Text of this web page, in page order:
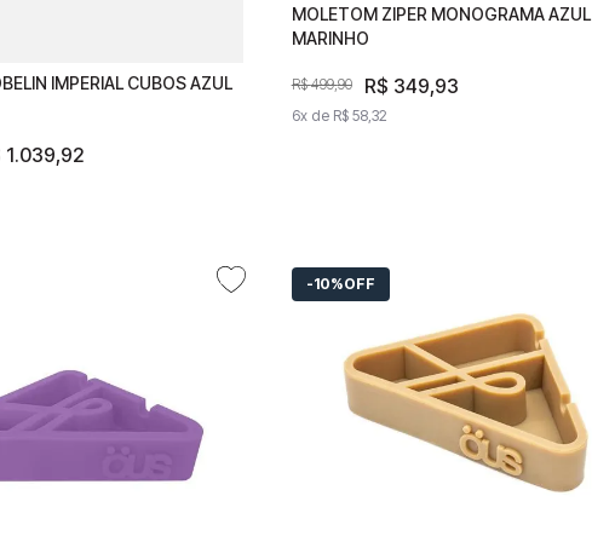
IMPERIAL CUBOS AZUL
1.039,92
IMPERIAL CUBOS
R$ 1.039,
MOLETOM ZIPER MONOGRAMA AZUL
MARINHO
R$ 499,90 R$ 349,93
6x de R$ 58,32
MOLETOM ZIPER MONOGRAMA
AZUL MARINHO
R$ 499 90 R$ 349,
6x deR$ 58
10%OFF